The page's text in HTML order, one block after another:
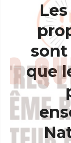
sont
que